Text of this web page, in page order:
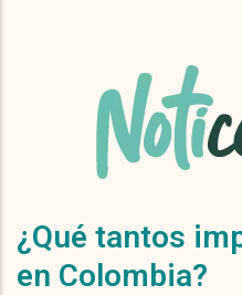
¿Qué tantos
en Colombia?